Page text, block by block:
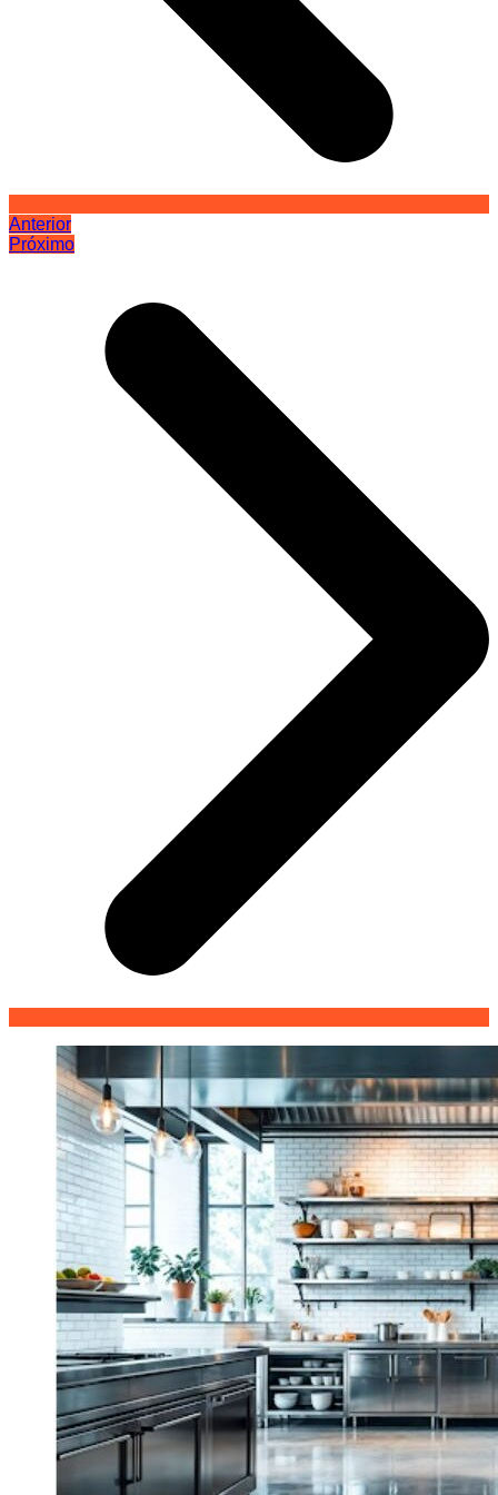
Anterior
Próximo